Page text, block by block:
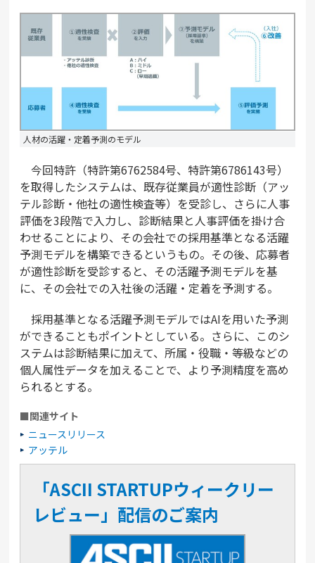
人材の活躍・定着予測のモデル
今回特許（特許第6762584号、特許第6786143号）
を取得したシステムは、既存従業員が適性診断（アッ
テル診断・他社の適性検査等）を受診し、さらに人事
評価を3段階で入力し、診断結果と人事評価を掛け合
わせることにより、その会社での採用基準となる活躍
予測モデルを構築できるというもの。その後、応募者
が適性診断を受診すると、その活躍予測モデルを基
に、その会社での入社後の活躍・定着を予測する。
採用基準となる活躍予測モデルではAIを用いた予測
ができることもポイントとしている。さらに、このシ
ステムは診断結果に加えて、所属・役職・等級などの
個人属性データを加えることで、より予測精度を高め
られるとする。
■関連サイト
ニュースリリース
アッテル
「ASCII STARTUPウィークリー
レビュー」配信のご案内